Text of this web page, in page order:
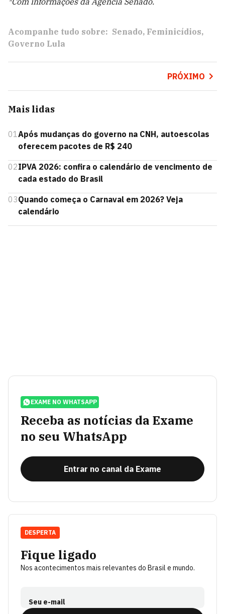
Acompanhe tudo sobre: Senado Feminicídios
Governo Lula
PRÓXIMO
Mais lidas
01Após mudanças do governo na CNH, autoescolas
oferecem pacotes de R$ 240
02IPVA 2026: confira o calendário de vencimento de
cada estado do Brasil
03Quando começa o Carnaval em 2026? Veja
calendário
EXAME NO WHATSAPP
Receba as notícias da Exame
no seu WhatsApp
Entrar no canal da Exame
Fique ligado
Nos acontecimentos mais relevantes do Brasil e mundo.
Seu e-mail
DESPERTA